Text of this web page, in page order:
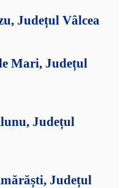
Județul Vâlcea
Mari, Județul
Județul
Județul